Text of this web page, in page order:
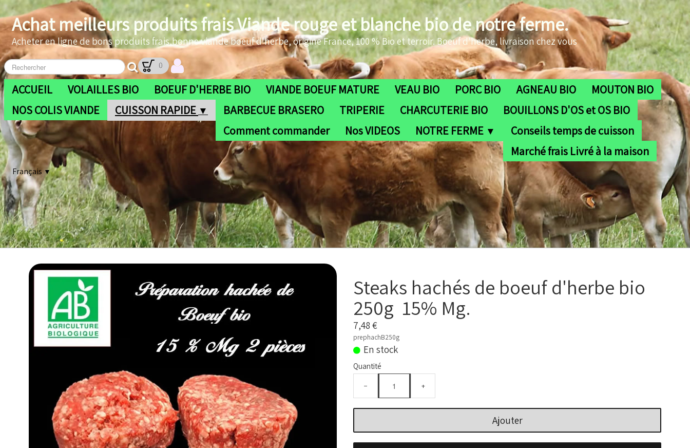
Achat meilleurs produits frais Viande rouge et blanche bio de notre ferme.
Acheter en ligne de bons produits frais,bonne viande boeuf d'herbe, origine France, 100 % Bio et terroir. Boeuf d'herbe, livraison chez vous
0
ACCUEIL VOLAILLES BIO BOEUF D'HERBE BIO VIANDE BOEUF MATURE VEAU BIO PORC BIO AGNEAU BIO
MOUTON BIO
NOS COLIS VIANDE
CUISSON RAPIDE ▼ BARBECUE BRASERO TRIPERIE CHARCUTERIE BIO
BOUILLONS D'OS et OS BIO
Comment commander
Nos VIDEOS NOTRE FERME ▼
Conseils temps de cuisson
Marché frais Livré à la maison
Français▼
Steaks hachés de boeuf d'herbe bio
250g 15% Mg.
7,48 €
prephachB250g
En stock
Quantité
− +
Ajouter